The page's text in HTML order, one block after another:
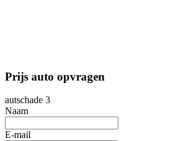
Prijs auto opvragen
autschade 3
Naam
E-mail